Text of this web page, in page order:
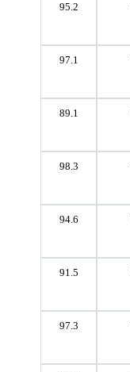
95.2
97.1
89.1
98.3
94.6
91.5
97.3